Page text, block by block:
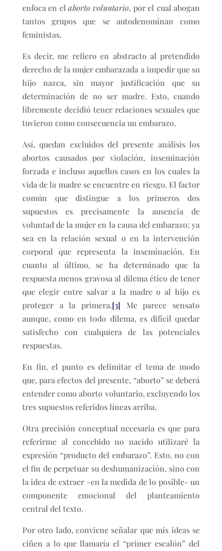
enfoca en elaborto voluntario, por el cual abogan
tantos grupos que se autodenominan como
feministas.
Es decir, me refiero en abstracto al pretendido
derecho de la mujer embarazada a impedir que su
hijo nazca, sin mayor justificación que su
determinación de no ser madre. Esto, cuando
libremente decidió tener relaciones sexuales que
tuvieron como consecuencia un embarazo.
Así, quedan excluidos del presente análisis los
abortos causados por violación, inseminación
forzada e incluso aquellos casos en los cuales la
vida de la madre se encuentre en riesgo. El factor
común que distingue a los primeros dos
supuestos es precisamente la ausencia de
voluntad de la mujer en la causa del embarazo; ya
sea en la relación sexual o en la intervención
corporal que representa la inseminación. En
cuanto al último, se ha determinado que la
respuesta menos gravosa al dilema ético de tener
que elegir entre salvar a la madre o al hijo es
proteger a la primera.[3] Me parece sensato
aunque, como en todo dilema, es difícil quedar
satisfecho con cualquiera de las potenciales
respuestas.
En fin, el punto es delimitar el tema de modo
que, para efectos del presente, “aborto” se deberá
entender como aborto voluntario, excluyendo los
tres supuestos referidos líneas arriba.
Otra precisión conceptual necesaria es que para
referirme al concebido no nacido utilizaré la
expresión “producto del embarazo”. Esto, no con
el fin de perpetuar su deshumanización, sino con
la idea de extraer -en la medida de lo posible- un
componente emocional del planteamiento
central del texto.
Por otro lado, conviene señalar que mis ideas se
ciñen a lo que llamaría el “primer escalón” del